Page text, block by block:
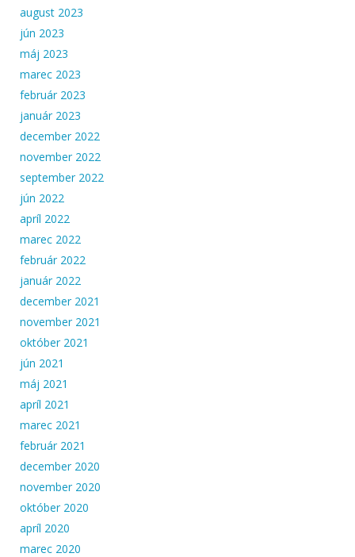
august 2023
jún 2023
máj 2023
marec 2023
február 2023
január 2023
december 2022
november 2022
september 2022
jún 2022
apríl 2022
marec 2022
február 2022
január 2022
december 2021
november 2021
október 2021
jún 2021
máj 2021
apríl 2021
marec 2021
február 2021
december 2020
november 2020
október 2020
apríl 2020
marec 2020